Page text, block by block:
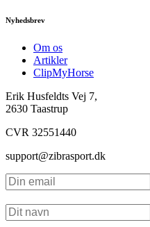
Nyhedsbrev
Om os
Artikler
ClipMyHorse
Erik Husfeldts Vej 7,
2630 Taastrup
CVR 32551440
support@zibrasport.dk